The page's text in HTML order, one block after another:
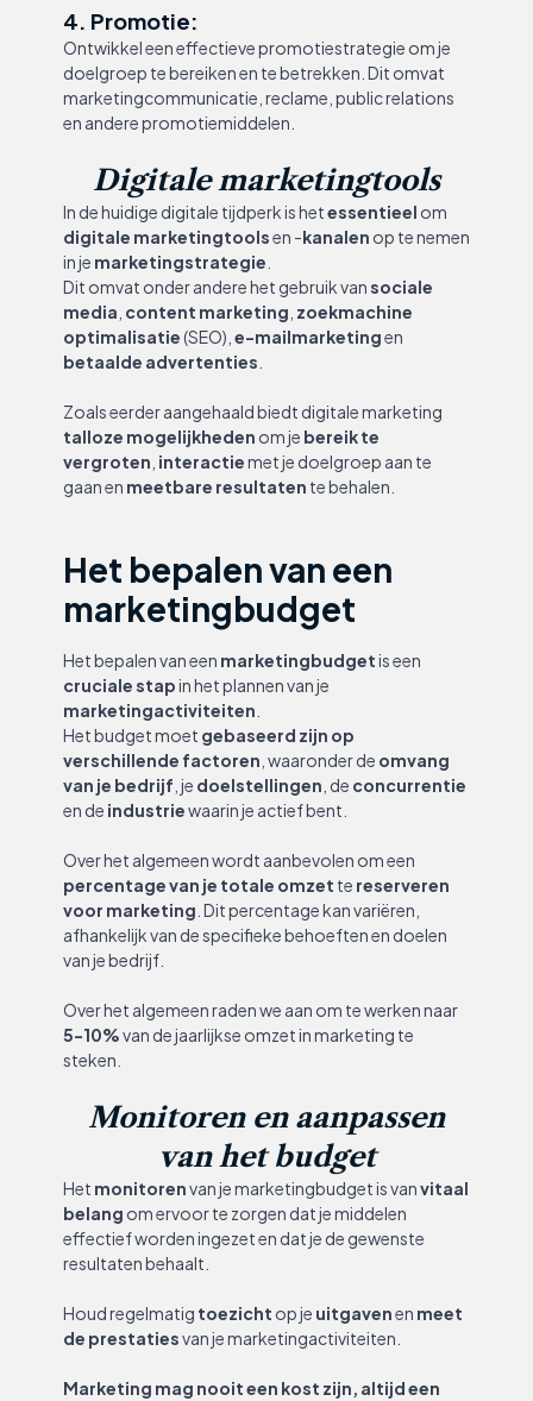
4. Promotie:
Ontwikkel een effectieve promotiestrategie om je
doelgroep te bereiken en te betrekken. Dit omvat
marketingcommunicatie, reclame, public relations
en andere promotiemiddelen.
Digitale marketingtools
In de huidige digitale tijdperk is hetessentieel om
digitale marketingtoolsen -kanalen op te nemen
in je marketingstrategie
Dit omvat onder andere het gebruik vansociale
media content marketing zoekmachine
optimalisatie(SEO), e-mailmarketingen
betaalde advertenties
Zoals eerder aangehaald biedt digitale marketing
talloze mogelijkheden om je bereik te
vergroten interactiemet je doelgroep aan te
gaan en meetbare resultaten te behalen.
Het bepalen van een
marketingbudget
Het bepalen van een marketingbudgetis een
cruciale stapin het plannen van je
marketingactiviteiten
Het budget moet gebaseerd zijn op
verschillende factoren , waaronder de omvang
van je bedrijf , je doelstellingen , de concurrentie
en de industriewaarin je actief bent.
Over het algemeen wordt aanbevolen om een
percentage van je totale omzet te reserveren
voor marketing . Dit percentage kan variëren,
afhankelijk van de specifieke behoeften en doelen
van je bedrijf.
Over het algemeen raden we aan om te werken naar
5-10%van de jaarlijkse omzet in marketing te
steken.
Monitoren en aanpassen
van het budget
Het monitorenvan je marketingbudget is vanvitaal
belang om ervoor te zorgen dat je middelen
effectief worden ingezet en dat je de gewenste
resultaten behaalt.
Houd regelmatig toezicht op je uitgavenen meet
de prestatiesvan je marketingactiviteiten.
Marketing mag nooit een kost zijn, altijd een